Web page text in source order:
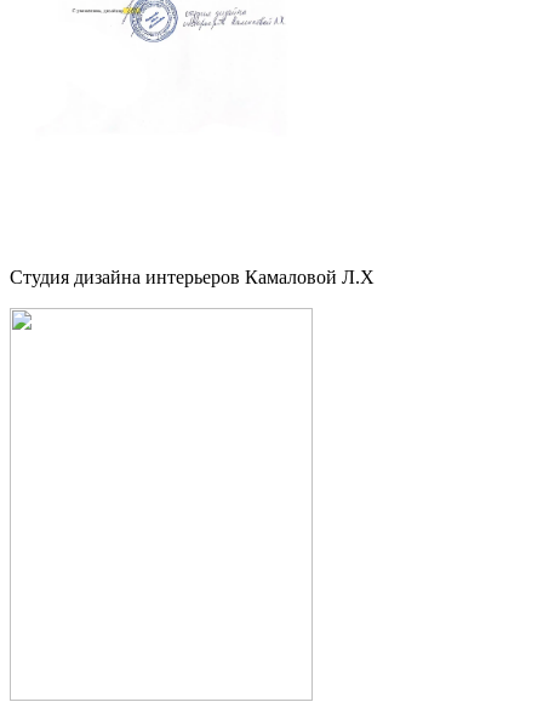
Студия дизайна интерьеров Камаловой Л.Х